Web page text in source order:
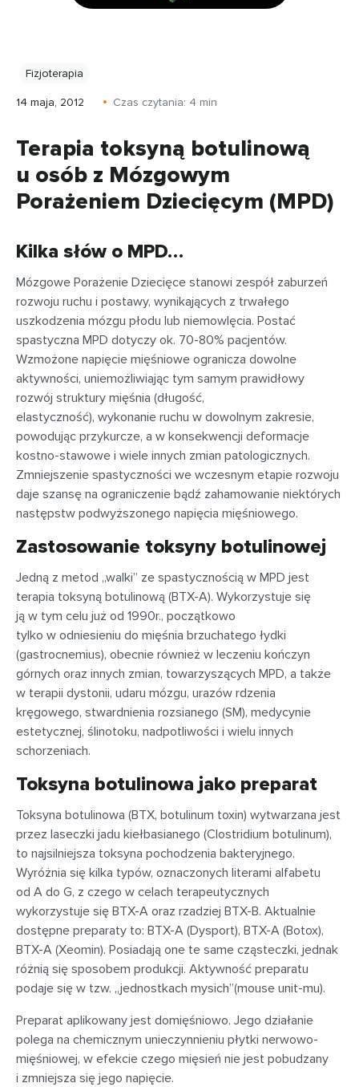
Fizjoterapia
14 maja, 2012 Czas czytania: 4 min
Terapia toksyną botulinową
u osób z Mózgowym
Porażeniem Dziecięcym (MPD)
Kilka słów o MPD…
Mózgowe Porażenie Dziecięce stanowi zespół zaburzeń
rozwoju ruchu i postawy, wynikających z trwałego
uszkodzenia mózgu płodu lub niemowlęcia. Postać
spastyczna MPD dotyczy ok. 70-80% pacjentów.
Wzmożone napięcie mięśniowe ogranicza dowolne
aktywności, uniemożliwiając tym samym prawidłowy
rozwój struktury mięśnia (długość,
elastyczność), wykonanie ruchu w dowolnym zakresie,
powodując przykurcze, a w konsekwencji deformacje
kostno-stawowe i wiele innych zmian patologicznych.
Zmniejszenie spastyczności we wczesnym etapie rozwoju
daje szansę na ograniczenie bądź zahamowanie niektórych
następstw podwyższonego napięcia mięśniowego.
Zastosowanie toksyny botulinowej
Jedną z metod „walki” ze spastycznością w MPD jest
terapia toksyną botulinową (BTX-A). Wykorzystuje się
ją w tym celu już od 1990r., początkowo
tylko w odniesieniu do mięśnia brzuchatego łydki
(gastrocnemius), obecnie również w leczeniu kończyn
górnych oraz innych zmian, towarzyszących MPD, a także
w terapii dystonii, udaru mózgu, urazów rdzenia
kręgowego, stwardnienia rozsianego (SM), medycynie
estetycznej, ślinotoku, nadpotliwości i wielu innych
schorzeniach.
Toksyna botulinowa jako preparat
Toksyna botulinowa (BTX, botulinum toxin) wytwarzana jest
przez laseczki jadu kiełbasianego (Clostridium botulinum),
to najsilniejsza toksyna pochodzenia bakteryjnego.
Wyróżnia się kilka typów, oznaczonych literami alfabetu
od A do G, z czego w celach terapeutycznych
wykorzystuje się BTX-A oraz rzadziej BTX-B. Aktualnie
dostępne preparaty to: BTX-A (Dysport), BTX-A (Botox),
BTX-A (Xeomin). Posiadają one te same cząsteczki, jednak
różnią się sposobem produkcji. Aktywność preparatu
podaje się w tzw. „jednostkach mysich”(mouse unit-mu).
Preparat aplikowany jest domięśniowo. Jego działanie
polega na chemicznym unieczynnieniu płytki nerwowo-
mięśniowej, w efekcie czego mięsień nie jest pobudzany
i zmniejsza się jego napięcie.